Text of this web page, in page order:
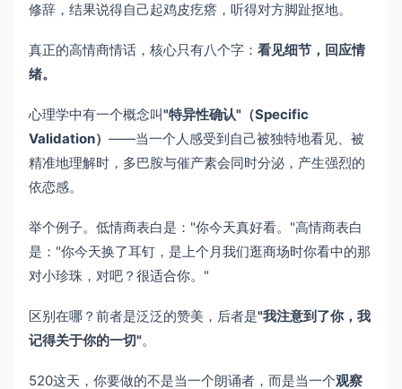
修辞，结果说得自己起鸡皮疙瘩，听得对方脚趾抠地。
真正的高情商情话，核心只有八个字： 看见细节，回应情
绪。
心理学中有一个概念叫"特异性确认"（Specific
Validation） ——当一个人感受到自己被独特地看见、被
精准地理解时，多巴胺与催产素会同时分泌，产生强烈的
依恋感。
举个例子。低情商表白是："你今天真好看。"高情商表白
是："你今天换了耳钉，是上个月我们逛商场时你看中的那
对小珍珠，对吧？很适合你。"
区别在哪？前者是泛泛的赞美，后者是"我注意到了你，我
记得关于你的一切"。
520这天，你要做的不是当一个朗诵者，而是当一个观察